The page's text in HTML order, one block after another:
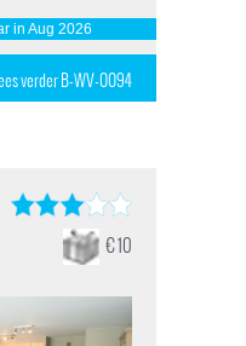
in Aug 2026
verder B-WV-0094
€ 10